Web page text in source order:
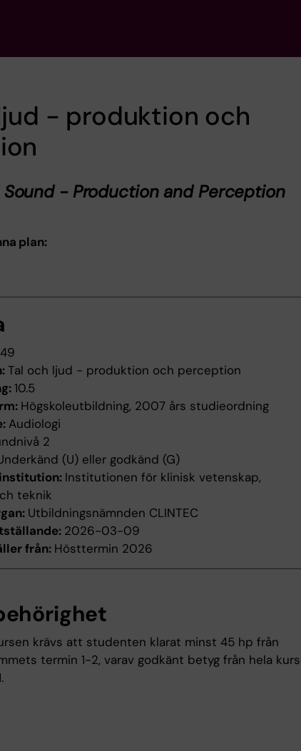
- produktion och
- Production and Perception
plan:
Tal och ljud - produktion och perception
10.5
Högskoleutbildning, 2007 års studieordning
Audiologi
2
(U) eller godkänd (G)
Institutionen för klinisk vetenskap,
teknik
Utbildningsnämnden CLINTEC
2026-03-09
från: Hösttermin 2026
krävs att studenten klarat minst 45 hp från
termin 1-2, varav godkänt betyg från hela